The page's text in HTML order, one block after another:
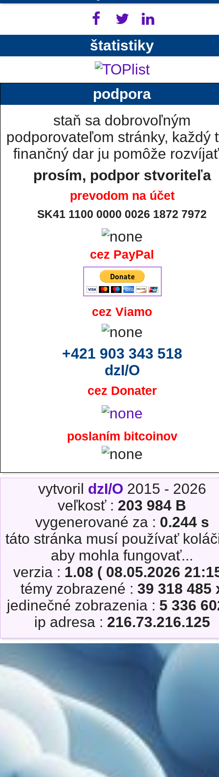
štatistiky
podpora
staň sa dobrovoľným
podporovateľom stránky, každý
finančný dar ju pomôže
prosím, podpor stvoriteľa
prevodom na účet
SK41 1100 0000 0026 1872 7972
cez PayPal
cez Viamo
+421 903 343 518
dzI/O
cez Donater
poslaním bitcoinov
vytvoril dzI/O 2015 - 2026
veľkosť : 203 984 B
vygenerované za : 0.244 s
táto stránka musí používať
aby mohla fungovať...
verzia : 1.08 ( 08.05.2026
témy zobrazené : 39 318 485
jedinečné zobrazenia : 5 336
ip adresa : 216.73.216.125